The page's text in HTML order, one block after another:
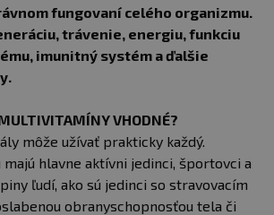
fungovaní celého organizmu.
trávenie, energiu, funkciu
imunitný systém a ďalšie
VHODNÉ?
môže užívať prakticky každý.
hlavne aktívni jedinci, športovci a
ľudí, ako sú jedinci so stravovacím
obranyschopnosťou tela či